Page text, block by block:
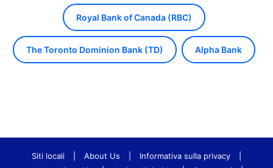
Royal Bank of Canada (RBC)
The Toronto Dominion Bank (TD) Alpha Bank
Siti locali About Us Informativa sulla privacy